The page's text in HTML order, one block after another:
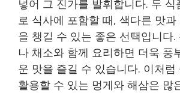
넣어 그 진가를 발휘합니다. 두 식
로 식사에 포함할 때, 색다른 맛
을 챙길 수 있는 좋은 선택입니다.
나 채소와 함께 요리하면 더욱 풍
운 맛을 즐길 수 있습니다. 이처럼
활용할 수 있는 멍게와 해삼은 많